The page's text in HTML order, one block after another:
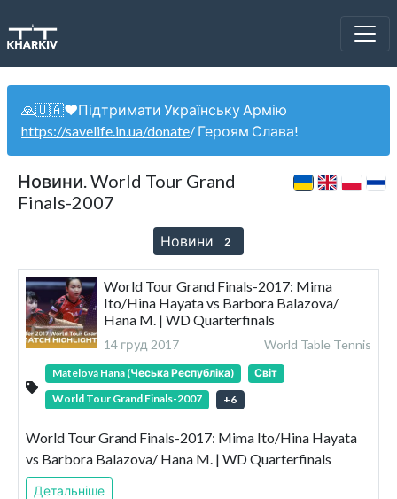
🙏🇺🇦❤️Підтримати Українську Армію
https://savelife.in.ua/donate/ Героям Слава!
Новини. World Tour Grand
Finals-2007
Новини 2
World Tour Grand Finals-2017: Mima
Ito/Hina Hayata vs Barbora Balazova/
Hana M. | WD Quarterfinals
14 груд 2017 World Table Tennis
Matelová Hana (Чеська Республіка)
Світ
World Tour Grand Finals-2007
+6
World Tour Grand Finals-2017: Mima Ito/Hina Hayata
vs Barbora Balazova/ Hana M. | WD Quarterfinals
Детальніше